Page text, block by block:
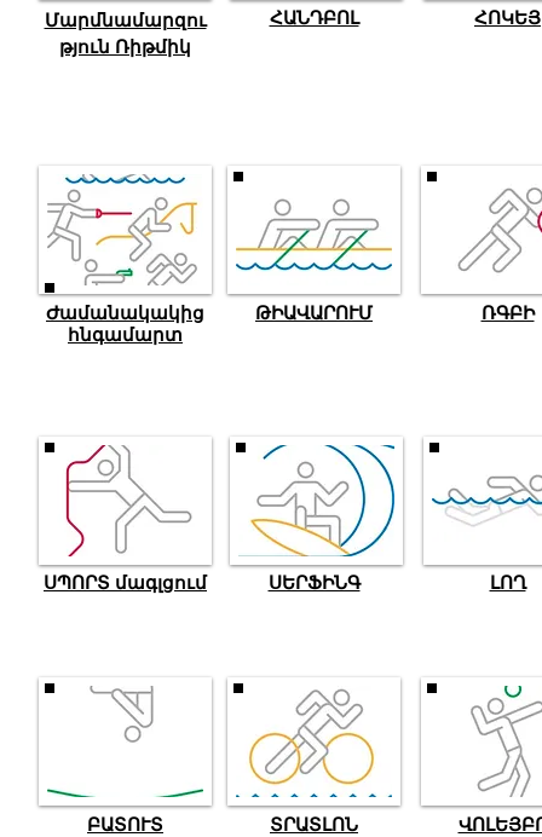
Մարմնամարզու
թյուն Ռիթմիկ
ՀԱՆԴԲՈԼ ՀՈԿԵՅ
Ժամանակակից
հնգամարտ
ԹԻԱՎԱՐՈՒՄ ՌԳԲԻ
ՍՊՈՐՏ մագլցում ՍԵՐՖԻՆԳ ԼՈՂ
ԲԱՏՈՒՏ ՏՐԱՏԼՈՆ